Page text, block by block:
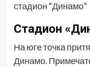
стадион “Динамо”
Стадион
На юге точка
Динамо.